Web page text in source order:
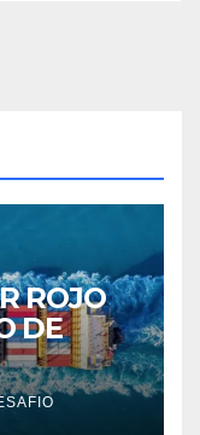
ROJO
DE